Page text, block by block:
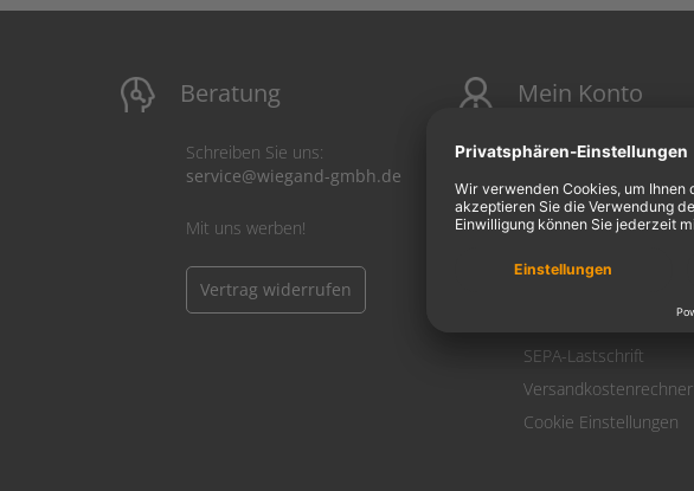
Beratung
Schreiben Sie uns:
service@wiegand-gmbh.de
Mit uns werben!
Vertrag widerrufen
Mein Konto
Mein Konto
Login
Warenkorb
SEPA-Lastschrift
Versandkostenrechner
Cookie Einstellungen